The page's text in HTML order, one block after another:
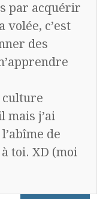
par acquérir
volée, c’est
des
culture
mais j’ai
de
toi. XD (moi